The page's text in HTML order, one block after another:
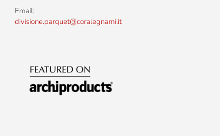
Email:
divisione.parquet@coralegnami.it